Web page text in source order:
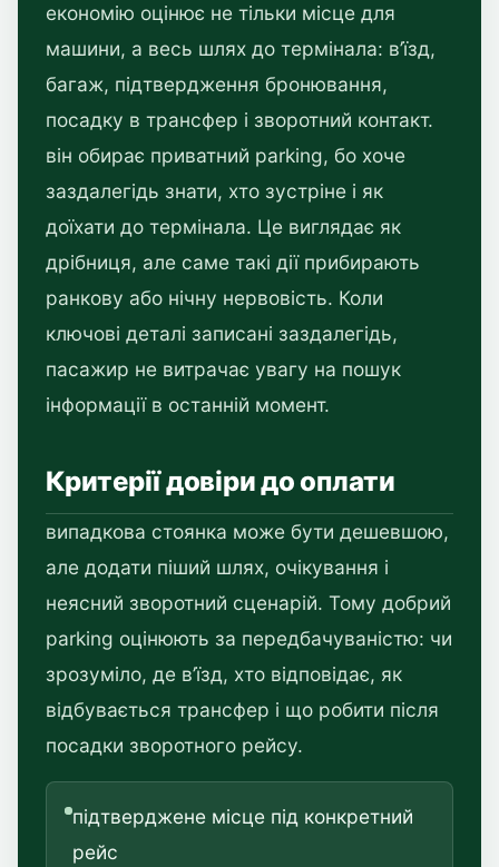
економію оцінює не тільки місце для
машини, а весь шлях до термінала: в’їзд,
багаж, підтвердження бронювання,
посадку в трансфер і зворотний контакт.
він обирає приватний parking, бо хоче
заздалегідь знати, хто зустріне і як
доїхати до термінала. Це виглядає як
дрібниця, але саме такі дії прибирають
ранкову або нічну нервовість. Коли
ключові деталі записані заздалегідь,
пасажир не витрачає увагу на пошук
інформації в останній момент.
Критерії довіри до оплати
випадкова стоянка може бути дешевшою,
але додати піший шлях, очікування і
неясний зворотний сценарій. Тому добрий
parking оцінюють за передбачуваністю: чи
зрозуміло, де в’їзд, хто відповідає, як
відбувається трансфер і що робити після
посадки зворотного рейсу.
підтверджене місце під конкретний
рейс